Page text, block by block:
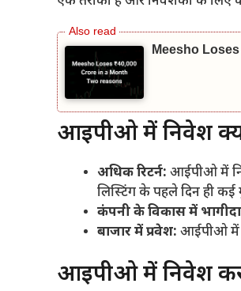
Meesho
आईपीओ में निवेश
अधिक रिटर्न: आईपीओ में
लिस्टिंग के पहले दिन ही कई
कंपनी के विकास में
बाजार में प्रवेश: आईपीओ में
आईपीओ में निवेश